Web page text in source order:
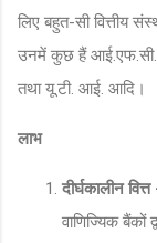
लिए बहुत-सी वित्तीय
उनमें कुछ हैं
तथा यू.टी. आई. आदि।
लाभ
दीर्घकालीन वित्त
वाणिज्यिक बैंकों